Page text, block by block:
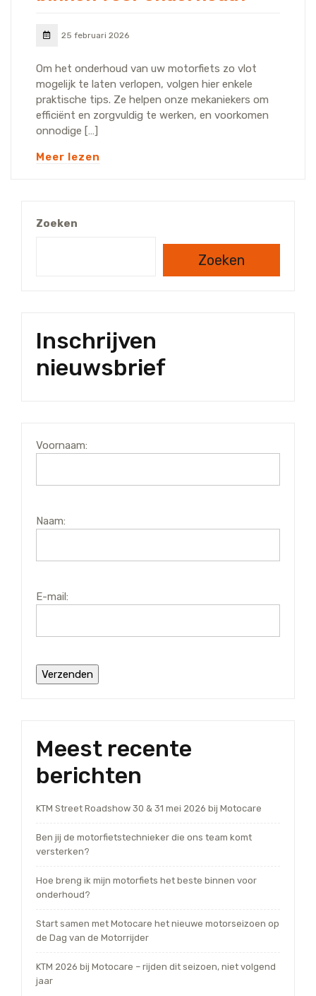
25 februari 2026
Om het onderhoud van uw motorfiets zo vlot
mogelijk te laten verlopen, volgen hier enkele
praktische tips. Ze helpen onze mekaniekers om
efficiënt en zorgvuldig te werken, en voorkomen
onnodige […]
Meer lezen
Zoeken
Zoeken
Inschrijven
nieuwsbrief
Voornaam:
Naam:
E-mail:
Meest recente
berichten
KTM Street Roadshow 30 & 31 mei 2026 bij Motocare
Ben jij de motorfietstechnieker die ons team komt
versterken?
Hoe breng ik mijn motorfiets het beste binnen voor
onderhoud?
Start samen met Motocare het nieuwe motorseizoen op
de Dag van de Motorrijder
KTM 2026 bij Motocare – rijden dit seizoen, niet volgend
jaar